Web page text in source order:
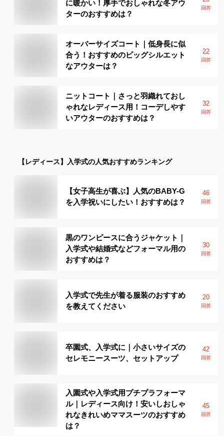
に暖かい！厚手でおしゃれな冬アウ
ターのおすすめは？
回答
オーバーサイズコート｜低身長に似
合う！おすすめのビッグシルエット
なアウターは？
22
回答
ニットコート｜さっと羽織れておし
ゃれなレディース用！コーデしやす
いアウターのおすすめは？
32
回答
【レディース】 入学式の人気おすすめランキング
【女子高生が喜ぶ】人気のBABY-G
を入学祝いにしたい！おすすめは？
46
回答
黒のワンピースに合うジャケット｜
入学式や結婚式などフォーマル用の
おすすめは？
30
回答
入学式で先生が着る服装のおすすめ
を教えてください
20
回答
卒園式、入学式に｜小さいサイズの
セレモニースーツ、セットアップ
42
回答
入園式や入学式用プチプラフォーマ
ル｜レディース向け！安いしおしゃ
れなきれいめママスーツのおすすめ
は？
45
回答